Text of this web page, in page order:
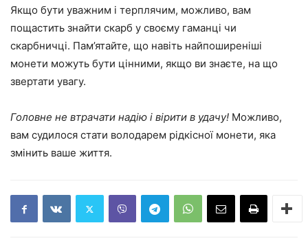
Якщо бути уважним і терплячим, можливо, вам
пощастить знайти скарб у своєму гаманці чи
скарбничці. Пам’ятайте, що навіть найпоширеніші
монети можуть бути цінними, якщо ви знаєте, на що
звертати увагу.
Головне не втрачати надію і вірити в удачу! Можливо,
вам судилося стати володарем рідкісної монети, яка
змінить ваше життя.